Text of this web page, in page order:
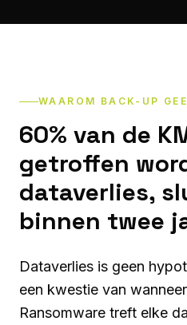
WAAROM BACK-UP
60% van de
getroffen
dataverlies,
binnen twee
Dataverlies is geen
een kwestie van
Ransomware treft elke